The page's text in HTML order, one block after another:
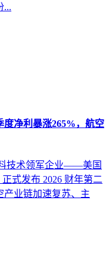
...
度净利暴涨265%，航空
技术领军企业——美国
式发布 2026 财年第二
产业链加速复苏、主